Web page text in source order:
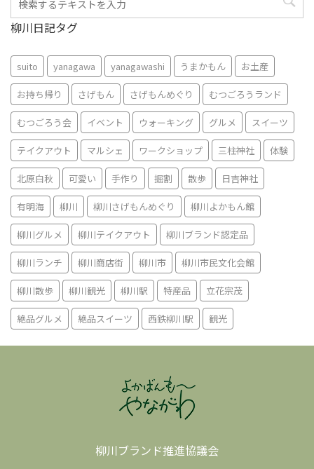
柳川日記タグ
suito yanagawa yanagawashi うまかもん お土産
お持ち帰り さげもん さげもんめぐり むつごろうランド
むつごろう会 イベント ウォーキング グルメ スイーツ
テイクアウト マルシェ ワークショップ 三柱神社 体験
北原白秋 可愛い 手作り 掘割 散歩 日吉神社
有明海 柳川 柳川さげもんめぐり 柳川よかもん館
柳川グルメ 柳川テイクアウト 柳川ブランド認定品
柳川ランチ 柳川商店街 柳川市 柳川市民文化会館
柳川散歩 柳川観光 柳川駅 特産品 立花宗茂
絶品グルメ 絶品スイーツ 西鉄柳川駅 観光
柳川ブランド推進協議会